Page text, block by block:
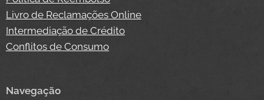
Livro de Reclamações Online
Intermediação de Crédito
Conflitos de Consumo
Navegação